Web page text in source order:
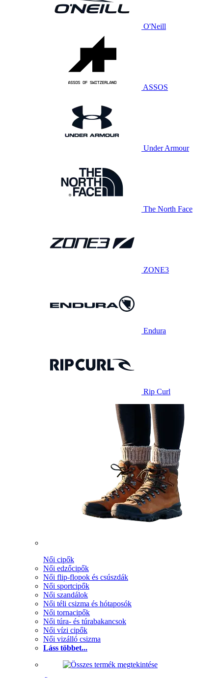
O'Neill
ASSOS
Under Armour
The North Face
ZONE3
Endura
Rip Curl
Női cipők
Női edzőcipők
Női flip-flopok és csúszdák
Női sportcipők
Női szandálok
Női téli csizma és hótaposók
Női tornacipők
Női túra- és túrabakancsok
Női vízi cipők
Női vizálló csizma
Láss többet...